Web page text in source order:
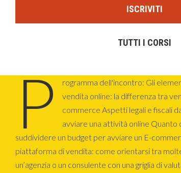
ISCRIVITI
TUTTI I CORSI
P
rogramma dell'incontro: Gli
vendita online: la differenza tra
commerce Aspetti legali e fiscali
avviare una attività online Quanto
suddividere un budget per avviare un E-
piattaforma di vendita: come orientarsi tra
un’agenzia o un consulente con una griglia di